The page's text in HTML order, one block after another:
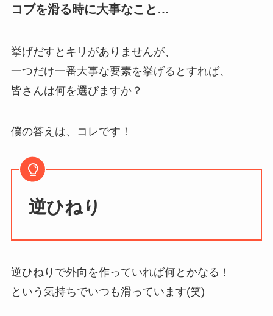
コブを滑る時に大事なこと…
挙げだすとキリがありませんが、
一つだけ一番大事な要素を挙げるとすれば、
皆さんは何を選びますか？
僕の答えは、コレです！
逆ひねり
逆ひねりで外向を作っていれば何とかなる！
という気持ちでいつも滑っています(笑)